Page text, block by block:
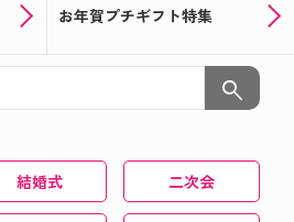
お年賀プチギフト特集
search
結婚式 二次会